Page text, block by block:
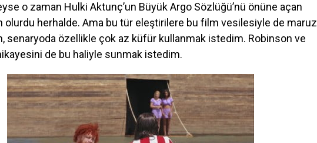
o zaman Hulki Aktunç’un Büyük Argo Sözlüğü’nü önüne açan
olurdu herhalde. Ama bu tür eleştirilere bu film vesilesiyle de maruz
senaryoda özellikle çok az küfür kullanmak istedim. Robinson ve
de bu haliyle sunmak istedim.